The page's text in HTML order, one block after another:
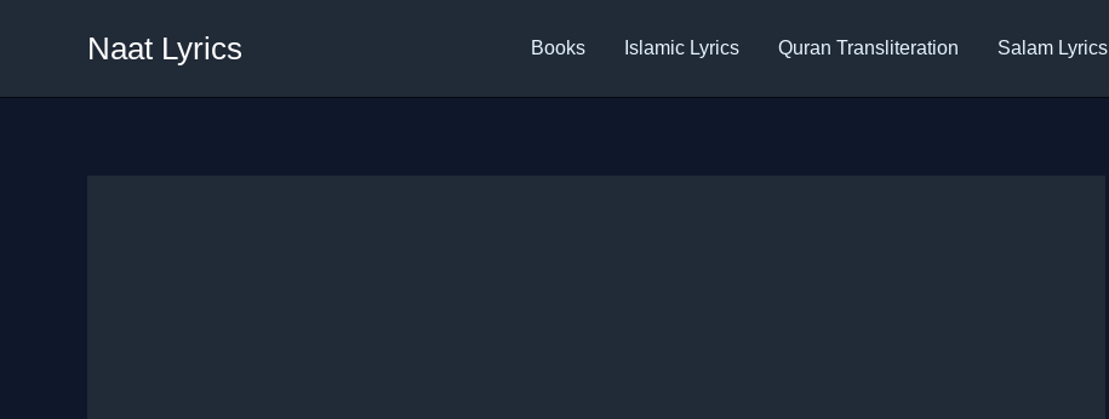
Naat Lyrics Books Islamic Lyrics Quran Transliteration Salam Lyrics